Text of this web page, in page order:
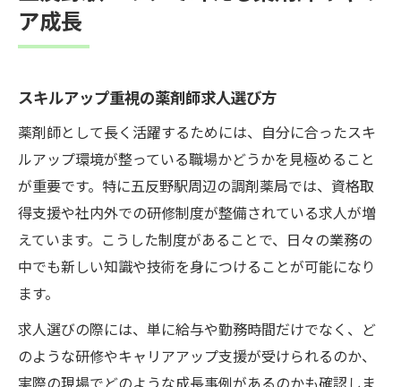
薬剤師のスキルアップを促す働き方の工夫
かかりつけ薬剤師の役割とスキル向上事例
調剤薬局で得られる専門性とやりがい
薬剤師が考える理想のキャリアパスとは
スキルアップ視点で描くキャリアパス例
薬剤師が選ぶ多様な転職ルートの特徴
キャリアアップに役立つ働き方の選択肢
在宅や管理職など将来像の具体例
未経験からも始めやすい成長支援環境の特徴
未経験薬剤師が安心できる研修体制とは
ア成長
スキルアップ重視の薬剤師求人選び方
薬剤師として長く活躍するためには、自分に合ったスキ
ルアップ環境が整っている職場かどうかを見極めること
が重要です。特に五反野駅周辺の調剤薬局では、資格取
得支援や社内外での研修制度が整備されている求人が増
えています。こうした制度があることで、日々の業務の
中でも新しい知識や技術を身につけることが可能になり
ます。
求人選びの際には、単に給与や勤務時間だけでなく、ど
のような研修やキャリアアップ支援が受けられるのか、
実際の現場でどのような成長事例があるのかも確認しま